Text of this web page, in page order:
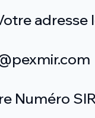
adresse
Numéro